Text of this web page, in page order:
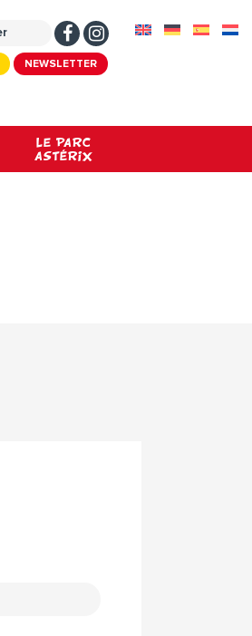
NEWSLETTER
LE PARC
ASTÉRIX